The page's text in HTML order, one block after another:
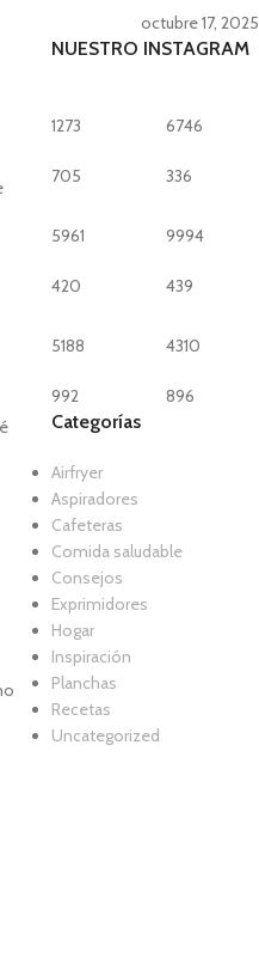
octubre 17, 2025
NUESTRO INSTAGRAM
1273
705
6746
336
5961
420
9994
439
5188
992
4310
896
Categorías
Airfryer
Aspiradores
Cafeteras
Comida saludable
Consejos
Exprimidores
Hogar
Inspiración
Planchas
Recetas
Uncategorized